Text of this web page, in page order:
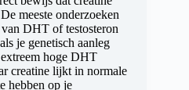
meeste onderzoeken
DHT of testosteron
je genetisch aanleg
hoge DHT
creatine lijkt in normale
hebben op je